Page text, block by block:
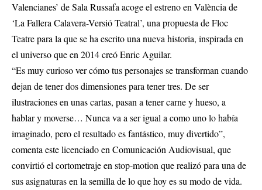
Valencianes’ de Sala Russafa acoge el estreno en València de
‘La Fallera Calavera-Versió Teatral’, una propuesta de Floc
Teatre para la que se ha escrito una nueva historia, inspirada en
el universo que en 2014 creó Enric Aguilar.
“Es muy curioso ver cómo tus personajes se transforman cuando
dejan de tener dos dimensiones para tener tres. De ser
ilustraciones en unas cartas, pasan a tener carne y hueso, a
hablar y moverse… Nunca va a ser igual a como uno lo había
imaginado, pero el resultado es fantástico, muy divertido”,
comenta este licenciado en Comunicación Audiovisual, que
convirtió el cortometraje en stop-motion que realizó para una de
sus asignaturas en la semilla de lo que hoy es su modo de vida.